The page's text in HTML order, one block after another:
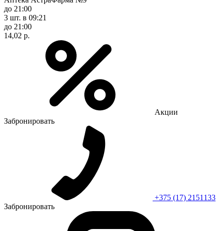
до 21:00
3 шт. в 09:21
до 21:00
14,02 р.
Акции
Забронировать
+375 (17) 2151133
Забронировать